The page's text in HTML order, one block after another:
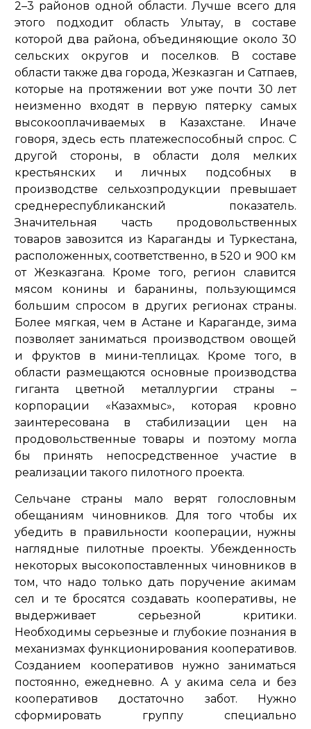
2–3 районов одной области. Лучше всего для
этого подходит область Улытау, в составе
которой два района, объединяющие около 30
сельских округов и поселков. В составе
области также два города, Жезказган и Сатпаев,
которые на протяжении вот уже почти 30 лет
неизменно входят в первую пятерку самых
высокооплачиваемых в Казахстане. Иначе
говоря, здесь есть платежеспособный спрос. С
другой стороны, в области доля мелких
крестьянских и личных подсобных в
производстве сельхозпродукции превышает
среднереспубликанский показатель.
Значительная часть продовольственных
товаров завозится из Караганды и Туркестана,
расположенных, соответственно, в 520 и 900 км
от Жезказгана. Кроме того, регион славится
мясом конины и баранины, пользующимся
большим спросом в других регионах страны.
Более мягкая, чем в Астане и Караганде, зима
позволяет заниматься производством овощей
и фруктов в мини-теплицах. Кроме того, в
области размещаются основные производства
гиганта цветной металлургии страны –
корпорации «Казахмыс», которая кровно
заинтересована в стабилизации цен на
продовольственные товары и поэтому могла
бы принять непосредственное участие в
реализации такого пилотного проекта.
Сельчане страны мало верят голословным
обещаниям чиновников. Для того чтобы их
убедить в правильности кооперации, нужны
наглядные пилотные проекты. Убежденность
некоторых высокопоставленных чиновников в
том, что надо только дать поручение акимам
сел и те бросятся создавать кооперативы, не
выдерживает серьезной критики.
Необходимы серьезные и глубокие познания в
механизмах функционирования кооперативов.
Созданием кооперативов нужно заниматься
постоянно, ежедневно. А у акима села и без
кооперативов достаточно забот. Нужно
сформировать группу специально